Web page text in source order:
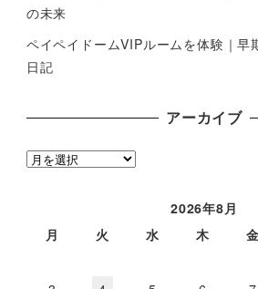
の未来
ペイペイドームVIPルームを体験｜早
日記
アーカイブ
ア
2026年8月
月
火 水 木 金